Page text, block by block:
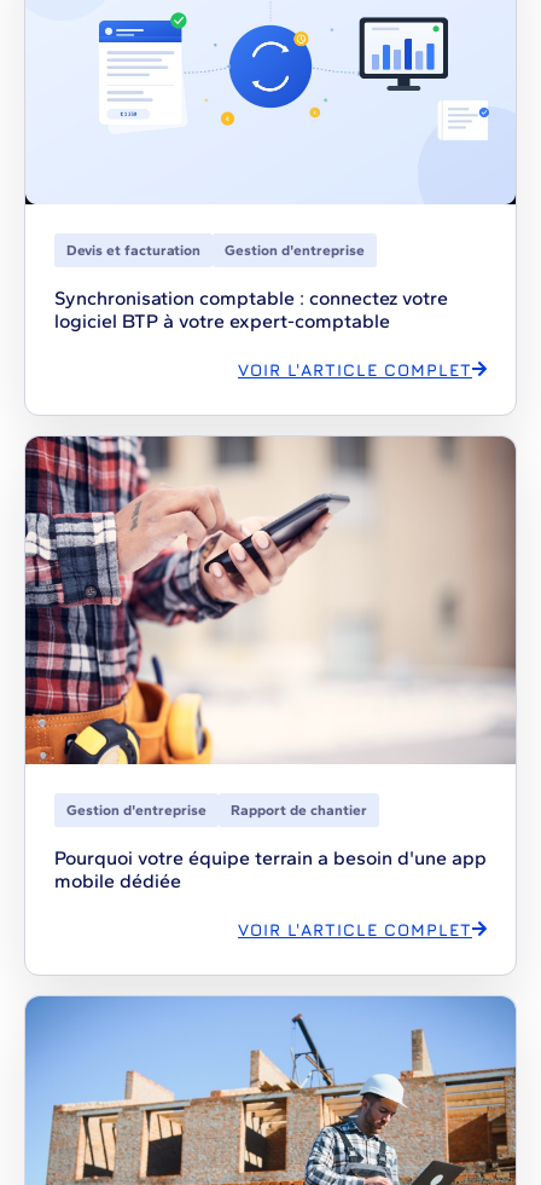
Devis et facturation Gestion d'entreprise
Synchronisation comptable : connectez votre
logiciel BTP à votre expert-comptable
VOIR L'ARTICLE COMPLET
Gestion d'entreprise Rapport de chantier
Pourquoi votre équipe terrain a besoin d'une app
mobile dédiée
VOIR L'ARTICLE COMPLET